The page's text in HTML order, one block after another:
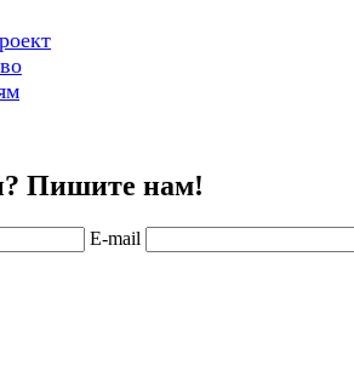
Пишите нам!
E-mail